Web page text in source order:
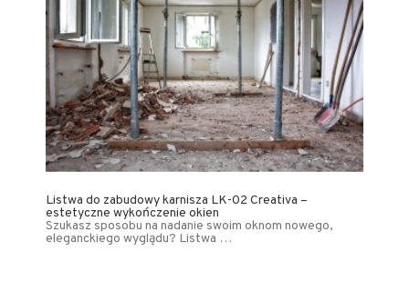
Listwa do zabudowy karnisza LK-02 Creativa –
estetyczne wykończenie okien
Szukasz sposobu na nadanie swoim oknom nowego,
eleganckiego wyglądu? Listwa …